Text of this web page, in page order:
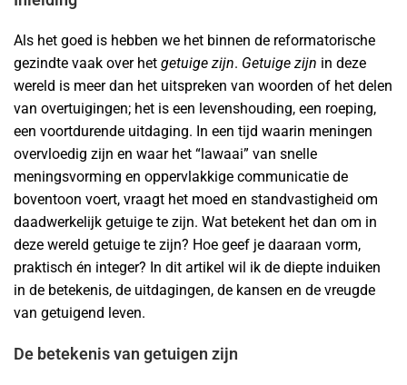
Als het goed is hebben we het binnen de reformatorische
gezindte vaak over het getuige zijn. Getuige zijn in deze
wereld is meer dan het uitspreken van woorden of het delen
van overtuigingen; het is een levenshouding, een roeping,
een voortdurende uitdaging. In een tijd waarin meningen
overvloedig zijn en waar het “lawaai” van snelle
meningsvorming en oppervlakkige communicatie de
boventoon voert, vraagt het moed en standvastigheid om
daadwerkelijk getuige te zijn. Wat betekent het dan om in
deze wereld getuige te zijn? Hoe geef je daaraan vorm,
praktisch én integer? In dit artikel wil ik de diepte induiken
in de betekenis, de uitdagingen, de kansen en de vreugde
van getuigend leven.
De betekenis van getuigen zijn